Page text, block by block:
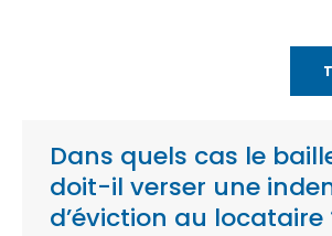
Dans quels cas le
doit-il verser une
d’éviction au locataire